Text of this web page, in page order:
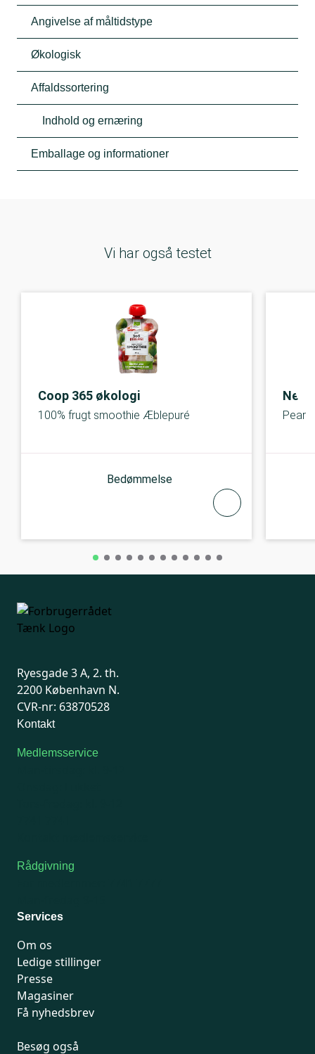
Angivelse af måltidstype
Økologisk
Affaldssortering
Indhold og ernæring
Emballage og informationer
Vi har også testet
Coop 365 økologi
100% frugt smoothie Æblepuré
Bedømmelse
Pear
Ryesgade 3 A, 2. th.
2200 København N.
CVR-nr: 63870528
Kontakt
Medlemsservice
Rådgivning
Services
Om os
Ledige stillinger
Presse
Magasiner
Få nyhedsbrev
Besøg også